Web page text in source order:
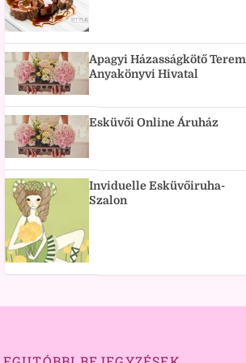
Apagyi Házasságkötő Terem
Anyakönyvi Hivatal
Esküvői Online Áruház
Inviduelle Esküvőiruha-
Szalon